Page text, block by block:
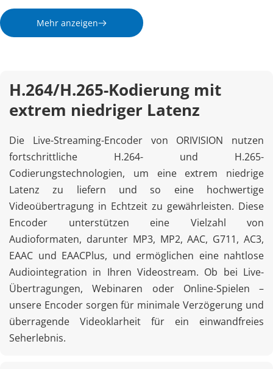
Mehr anzeigen
H.264/H.265-Kodierung mit
extrem niedriger Latenz
Die Live-Streaming-Encoder von ORIVISION nutzen
fortschrittliche H.264- und H.265-
Codierungstechnologien, um eine extrem niedrige
Latenz zu liefern und so eine hochwertige
Videoübertragung in Echtzeit zu gewährleisten. Diese
Encoder unterstützen eine Vielzahl von
Audioformaten, darunter MP3, MP2, AAC, G711, AC3,
EAAC und EAACPlus, und ermöglichen eine nahtlose
Audiointegration in Ihren Videostream. Ob bei Live-
Übertragungen, Webinaren oder Online-Spielen –
unsere Encoder sorgen für minimale Verzögerung und
überragende Videoklarheit für ein einwandfreies
Seherlebnis.